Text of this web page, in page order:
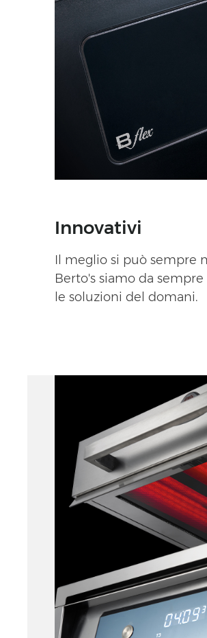
Innovativi
Il meglio si può sempre
Berto's siamo da
le soluzioni del domani.